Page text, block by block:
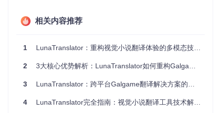
核心配置参数（位于src/LunaTranslator/defaultconfig/confi
g.json）
实施步骤：
启动LunaTranslator并选择"游戏挂钩"模式
根据游戏引擎类型在高级设置中选择对应适配模块
相关内容推荐
1 LunaTranslator：重构视觉小说翻译体验的多模态技术解决方案
2 3大核心优势解析：LunaTranslator如何重构Galgame翻译体验
3 LunaTranslator：跨平台Galgame翻译解决方案的效率提升实践
4 LunaTranslator完全指南：视觉小说翻译工具技术解析与应用实践